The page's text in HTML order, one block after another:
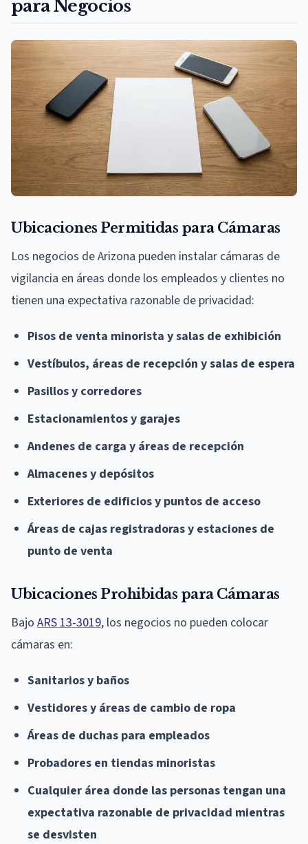
para Negocios
Ubicaciones Permitidas para Cámaras
Los negocios de Arizona pueden instalar cámaras de
vigilancia en áreas donde los empleados y clientes no
tienen una expectativa razonable de privacidad:
Pisos de venta minorista y salas de exhibición
Vestíbulos, áreas de recepción y salas de espera
Pasillos y corredores
Estacionamientos y garajes
Andenes de carga y áreas de recepción
Almacenes y depósitos
Exteriores de edificios y puntos de acceso
Áreas de cajas registradoras y estaciones de
punto de venta
Ubicaciones Prohibidas para Cámaras
Bajo ARS 13-3019, los negocios no pueden colocar
cámaras en:
Sanitarios y baños
Vestidores y áreas de cambio de ropa
Áreas de duchas para empleados
Probadores en tiendas minoristas
Cualquier área donde las personas tengan una
expectativa razonable de privacidad mientras
se desvisten